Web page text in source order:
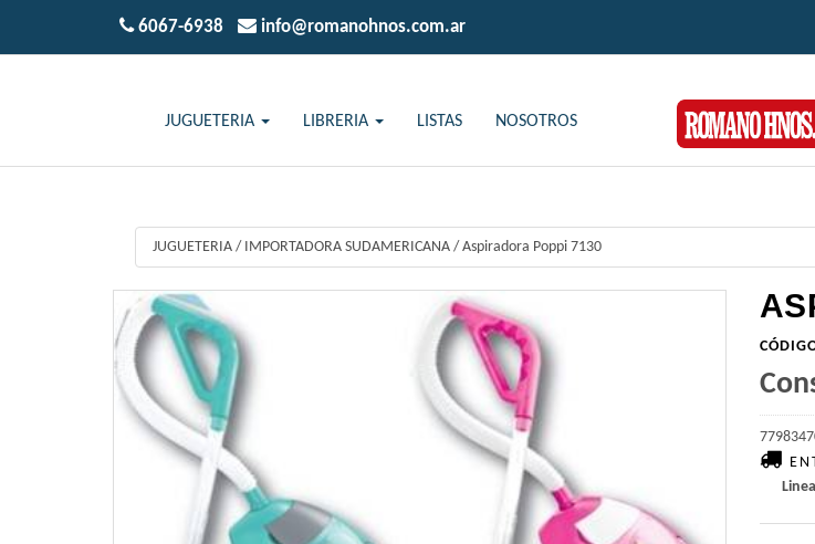
6067-6938 info@romanohnos.com.ar
JUGUETERIA LIBRERIA LISTAS NOSOTROS
JUGUETERIA / IMPORTADORA SUDAMERICANA / Aspiradora Poppi 7130
Linea